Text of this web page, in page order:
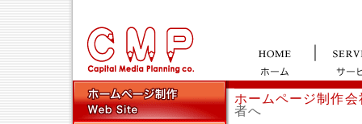
ホームページ制作
者へ